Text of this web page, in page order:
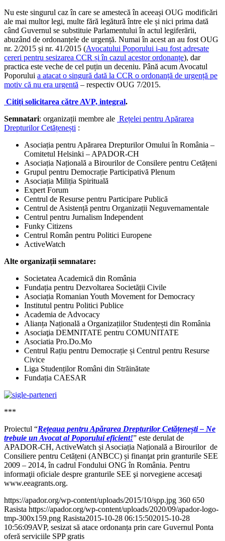
Nu este singurul caz în care se amestecă în aceeași OUG modificări
ale mai multor legi, multe fără legătură între ele și nici prima dată
când Guvernul se substituie Parlamentului în actul legiferării,
abuzând de ordonanțele de urgență. Numai în acest an au fost OUG
nr. 2/2015 și nr. 41/2015 (Avocatului Poporului i-au fost adresate
cereri pentru sesizarea CCR și în cazul acestor ordonanțe), dar
practica este veche de cel puțin un deceniu. Până acum Avocatul
Poporului a atacat o singură dată la CCR o ordonanță de urgență pe
motiv că nu era urgentă – respectiv OUG 7/2015.
Citiți solicitarea către AVP, integral.
Semnatari: organizații membre ale Rețelei pentru Apărarea
Drepturilor Cetățenești :
Asociația pentru Apărarea Drepturilor Omului în România –
Comitetul Helsinki – APADOR-CH
Asociația Națională a Birourilor de Consilere pentru Cetățeni
Grupul pentru Democrație Participativă Plenum
Asociația Miliția Spirituală
Expert Forum
Centrul de Resurse pentru Participare Publică
Centrul de Asistență pentru Organizații Neguvernamentale
Centrul pentru Jurnalism Independent
Funky Citizens
Centrul Român pentru Politici Europene
ActiveWatch
Alte organizații semnatare:
Societatea Academică din România
Fundația pentru Dezvoltarea Societății Civile
Asociația Romanian Youth Movement for Democracy
Institutul pentru Politici Publice
Academia de Advocacy
Alianța Națională a Organizațiilor Studențești din România
Asociaţia DEMNITATE pentru COMUNITATE
Asociatia Pro.Do.Mo
Centrul Rațiu pentru Democrație și Centrul pentru Resurse
Civice
Liga Studenților Români din Străinătate
Fundația CAESAR
***
Proiectul “Rețeaua pentru Apărarea Drepturilor Cetățenești – Ne
trebuie un Avocat al Poporului eficient!” este derulat de
APADOR-CH, ActiveWatch și Asociația Națională a Birourilor de
Consiliere pentru Cetățeni (ANBCC) și finanţat prin granturile SEE
2009 – 2014, în cadrul Fondului ONG în România. Pentru
informaţii oficiale despre granturile SEE şi norvegiene accesaţi
www.eeagrants.org.
https://apador.org/wp-content/uploads/2015/10/spp.jpg 360 650
Rasista https://apador.org/wp-content/uploads/2020/09/apador-logo-
tmp-300x159.png Rasista2015-10-28 06:15:502015-10-28
10:56:09AVP, sesizat să atace ordonanța prin care Guvernul Ponta
oferă serviciile SPP gratis